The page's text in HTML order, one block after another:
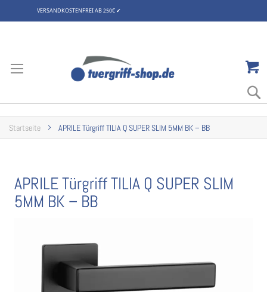
VERSANDKOSTENFREI AB 250€ ✔
springen
Startseite APRILE Türgriff TILIA Q SUPER SLIM 5MM BK – BB
APRILE Türgriff TILIA Q SUPER SLIM
5MM BK – BB
Bildgalerie